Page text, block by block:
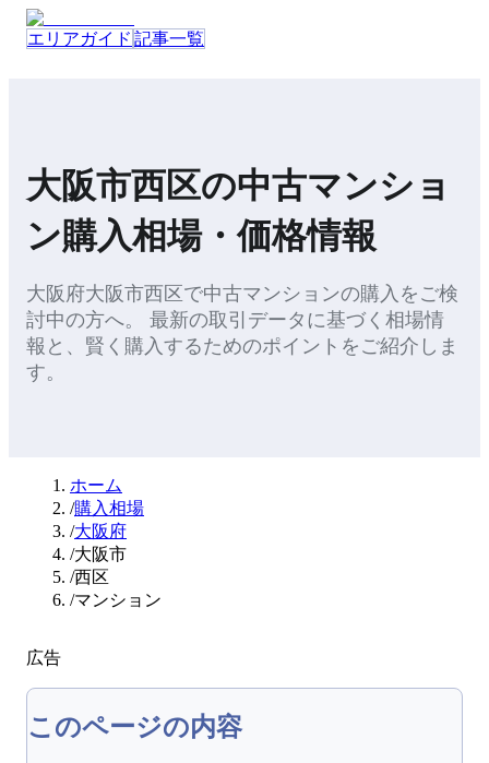
エリアガイド 記事一覧
大阪市西区の中古マンショ
ン購入相場・価格情報
大阪府大阪市西区で中古マンションの購入 をご検
討中の方へ。 最新の取引データに基づく相場情
報と、 賢く購入するためのポイント をご紹介しま
す。
ホーム
/購入相場
/大阪府
/大阪市
/西区
/マンション
広告
このページの内容